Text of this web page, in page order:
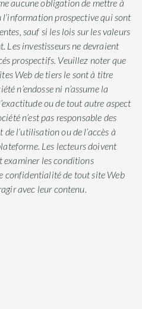
aucune obligation de mettre à
l’information prospective qui sont
sauf si les lois sur les valeurs
Les investisseurs ne devraient
prospectifs. Veuillez noter que
Web de tiers le sont à titre
n’endosse ni n’assume la
ou de tout autre aspect
n’est pas responsable des
l’utilisation ou de l’accès à
Les lecteurs doivent
examiner les conditions
confidentialité de tout site Web
avec leur contenu.